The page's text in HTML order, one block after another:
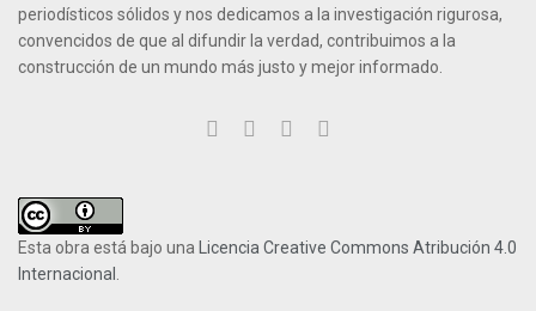
periodísticos sólidos y nos dedicamos a la investigación rigurosa,
convencidos de que al difundir la verdad, contribuimos a la
construcción de un mundo más justo y mejor informado.
Esta obra está bajo una Licencia Creative Commons Atribución 4.0
Internacional .